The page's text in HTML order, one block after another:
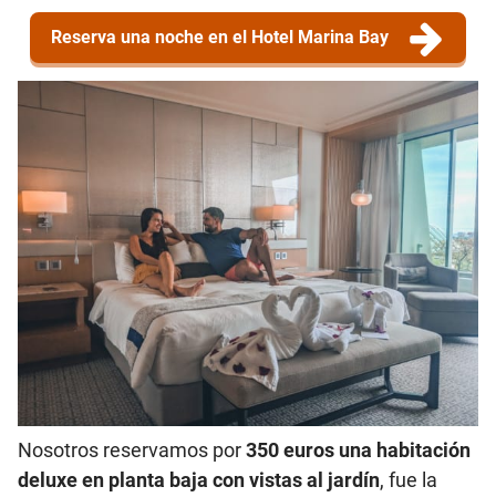
Reserva una noche en el Hotel Marina Bay
Nosotros reservamos por350 euros una habitación
deluxe en planta baja con vistas al jardín, fue la